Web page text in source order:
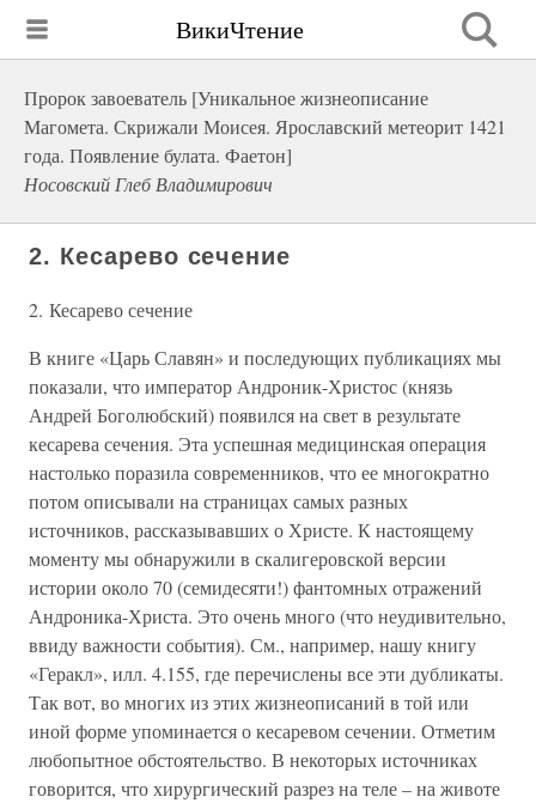
ВикиЧтение
Пророк завоеватель [Уникальное жизнеописание
Магомета. Скрижали Моисея. Ярославский метеорит 1421
года. Появление булата. Фаетон]
Носовский Глеб Владимирович
2. Кесарево сечение
2. Кесарево сечение
В книге «Царь Славян» и последующих публикациях мы
показали, что император Андроник-Христос (князь
Андрей Боголюбский) появился на свет в результате
кесарева сечения. Эта успешная медицинская операция
настолько поразила современников, что ее многократно
потом описывали на страницах самых разных
источников, рассказывавших о Христе. К настоящему
моменту мы обнаружили в скалигеровской версии
истории около 70 (семидесяти!) фантомных отражений
Андроника-Христа. Это очень много (что неудивительно,
ввиду важности события). См., например, нашу книгу
«Геракл», илл. 4.155, где перечислены все эти дубликаты.
Так вот, во многих из этих жизнеописаний в той или
иной форме упоминается о кесаревом сечении. Отметим
любопытное обстоятельство. В некоторых источниках
говорится, что хирургический разрез на теле – на животе